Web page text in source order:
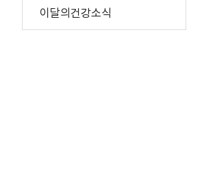
이달의건강소식